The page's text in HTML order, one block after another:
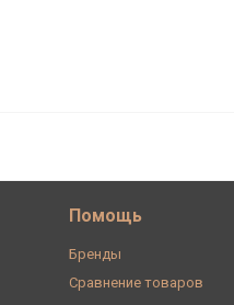
Помощь
Бренды
Сравнение товаров